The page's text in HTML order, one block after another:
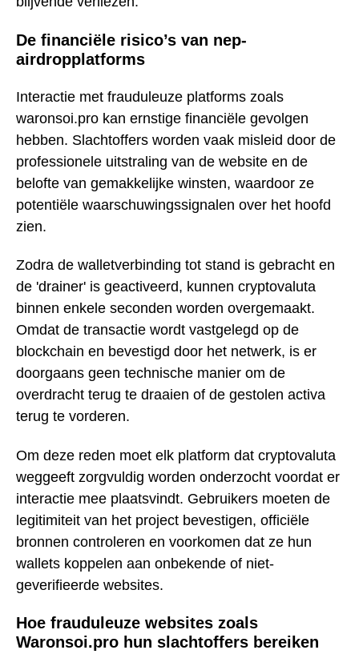
De financiële risico’s van nep-
airdropplatforms
Interactie met frauduleuze platforms zoals
waronsoi.pro kan ernstige financiële gevolgen
hebben. Slachtoffers worden vaak misleid door de
professionele uitstraling van de website en de
belofte van gemakkelijke winsten, waardoor ze
potentiële waarschuwingssignalen over het hoofd
zien.
Zodra de walletverbinding tot stand is gebracht en
de 'drainer' is geactiveerd, kunnen cryptovaluta
binnen enkele seconden worden overgemaakt.
Omdat de transactie wordt vastgelegd op de
blockchain en bevestigd door het netwerk, is er
doorgaans geen technische manier om de
overdracht terug te draaien of de gestolen activa
terug te vorderen.
Om deze reden moet elk platform dat cryptovaluta
weggeeft zorgvuldig worden onderzocht voordat er
interactie mee plaatsvindt. Gebruikers moeten de
legitimiteit van het project bevestigen, officiële
bronnen controleren en voorkomen dat ze hun
wallets koppelen aan onbekende of niet-
geverifieerde websites.
Hoe frauduleuze websites zoals
Waronsoi.pro hun slachtoffers bereiken